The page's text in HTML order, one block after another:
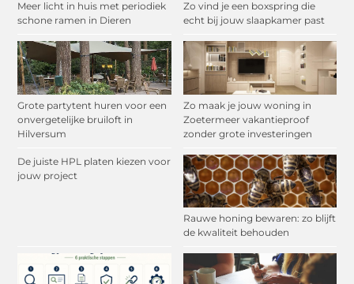
Meer licht in huis met periodiek
schone ramen in Dieren
Zo vind je een boxspring die
echt bij jouw slaapkamer past
Grote partytent huren voor een
onvergetelijke bruiloft in
Hilversum
Zo maak je jouw woning in
Zoetermeer vakantieproof
zonder grote investeringen
De juiste HPL platen kiezen voor
jouw project
Rauwe honing bewaren: zo blijft
de kwaliteit behouden